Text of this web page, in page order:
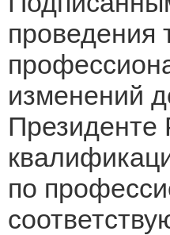
проведения
изменений
Президенте
по